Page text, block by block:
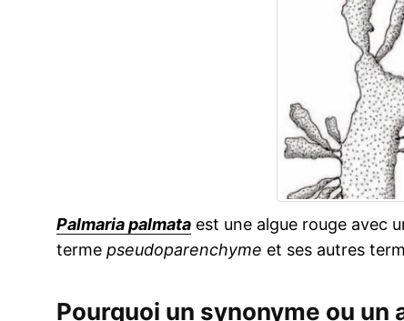
Palmaria palmata est une algue rouge avec
terme pseudoparenchyme et ses autres
Pourquoi un synonyme ou un